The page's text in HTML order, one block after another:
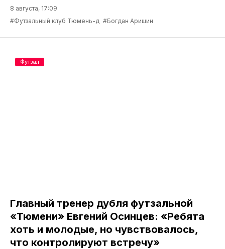
8 августа, 17:09
#Футзальный клуб Тюмень-д #Богдан Аришин
Главный тренер дубля футзальной
«Тюмени» Евгений Осинцев: «Ребята
хоть и молодые, но чувствовалось,
что контролируют встречу»
Футзал